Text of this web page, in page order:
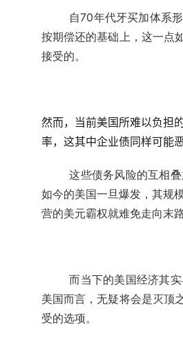
自70年代牙买加体系
按期偿还的基础上，这一点
接受的。
然而，当前美国所难以负担
率，这其中企业债同样可能
这些债务风险的互相
如今的美国一旦爆发，其规
营的美元霸权就难免走向末路
而当下的美国经济其
美国而言，无疑将会是灭顶
受的选项。